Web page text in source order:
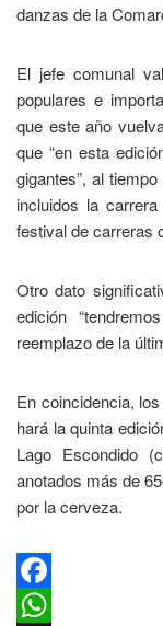
danzas de la
El jefe comunal
populares e
que este año
que “en esta
gigantes”, al
incluidos la
festival de carreras
Otro dato
edición
reemplazo de la
En coincidencia,
hará la quinta
Lago Escondido
anotados más de
por la cerveza.
Facebook